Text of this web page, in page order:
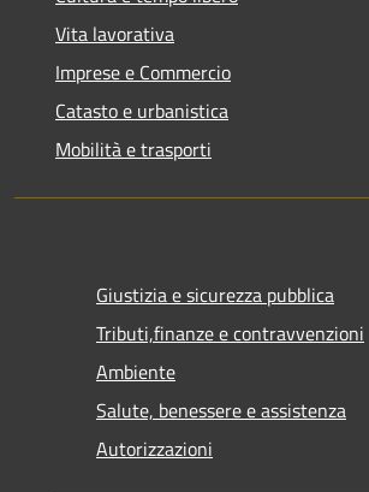
Vita lavorativa
Imprese e Commercio
Catasto e urbanistica
Mobilità e trasporti
Giustizia e sicurezza pubblica
Tributi,finanze e contravvenzioni
Ambiente
Salute, benessere e assistenza
Autorizzazioni